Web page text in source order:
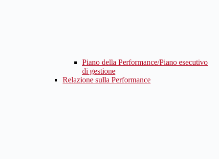
Piano della Performance/Piano esecutivo
di gestione
Relazione sulla Performance